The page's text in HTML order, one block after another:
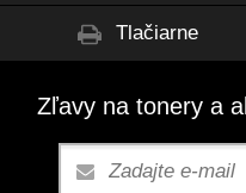
Tlačiarne
Zľavy na tonery a